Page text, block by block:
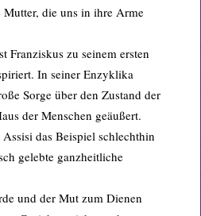
die uns in ihre Arme
Franziskus zu seinem ersten
In seiner Enzyklika
Sorge über den Zustand der
der Menschen geäußert.
das Beispiel schlechthin
gelebte ganzheitliche
und der Mut zum Dienen